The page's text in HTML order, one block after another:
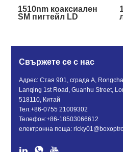
1510nm коаксиален
SM пигтейл LD
Свържете се с нас
Адрес: Стая 901, сграда A,
Lanqing 1st Road, Guanhu Street,
518110, Китай
Тел:+86-0755 21009302
Телефон:+86-18503066612
електронна поща: